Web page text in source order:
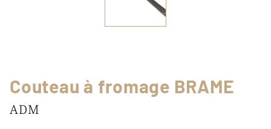
Couteau à fromage BRAME
ADM